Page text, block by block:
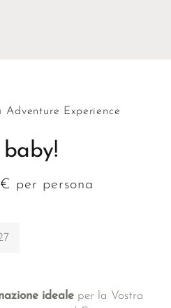
Experience
baby!
per persona
ideale per la Vostra